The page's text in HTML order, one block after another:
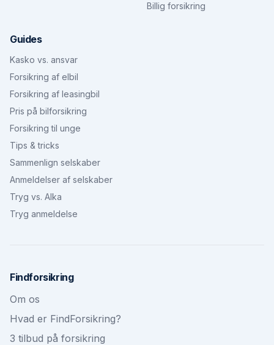
Billig forsikring
Guides
Kasko vs. ansvar
Forsikring af elbil
Forsikring af leasingbil
Pris på bilforsikring
Forsikring til unge
Tips & tricks
Sammenlign selskaber
Anmeldelser af selskaber
Tryg vs. Alka
Tryg anmeldelse
Findforsikring
Om os
Hvad er FindForsikring?
3 tilbud på forsikring